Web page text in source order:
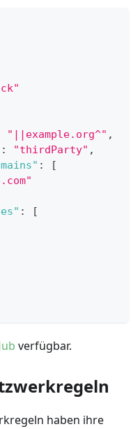
"||example.org^" ,
: "thirdParty" ,
:
[
:
[
verfügbar.
haben ihre